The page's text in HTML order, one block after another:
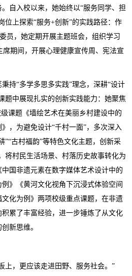
自入校以来，她始终以“服务同学、担
位上探索“服务+创新”的实践路径：作
员，她定期开展主题班会，组织学习
席期间，开展心理健康宣传周、宪法宣
持“多学多思多实践”理念，深耕“设计
题中展现扎实的创新实践能力：她聚焦
课题《墙绘艺术在美丽乡村建设中的
，为避免设计“千村一面”，多次深入
”“古村福韵”等特色文化主题，创新采
将村民生活场景、村落历史故事转化为
国非遗元素在数字媒体艺术设计中的
》《黄河文化视角下沉浸式体验空间
化为例》两项校级重点课题，在非遗
累了丰富经验，进一步锤炼了从文化
新思维。
上，更应该走进田野、服务社会。”